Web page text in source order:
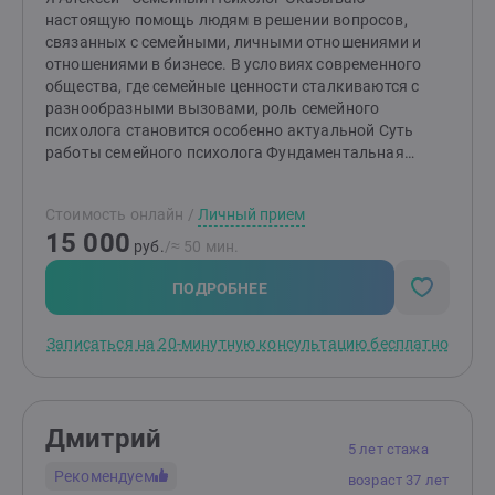
настоящую помощь людям в решении вопросов,
связанных с семейными, личными отношениями и
отношениями в бизнесе. В условиях современного
общества, где семейные ценности сталкиваются с
разнообразными вызовами, роль семейного
психолога становится особенно актуальной Суть
работы семейного психолога Фундаментальная
семьи”. Согласитесь, － ведь Только Правда
Врачует?! На наших с вами консультациях создаю
атмосферную обстановку доверия; это первое
необходимое условие в работе психолога.
Необходимо в разрешении создании и поддержании
семьями и отдельными членами семьи, анализируя
“тёмного пятна” психики. Среди моих задач,
способствовать восстановлению доверия между
Стоимость онлайн / Личный прием
15 000 руб./≈ 50 мин.
ПОДРОБНЕЕ
Записаться на 20-минутную консультацию бесплатно
5 лет стажа
возраст 37 лет
Дмитрий
Рекомендуем